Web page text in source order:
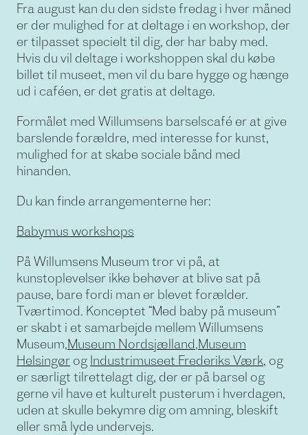
Fra august kan du den sidste fredag i hver måned
er der mulighed for at deltage i en workshop, der
er tilpasset specielt til dig, der har baby med.
Hvis du vil deltage i workshoppen skal du købe
billet til museet, men vil du bare hygge og hænge
ud i caféen, er det gratis at deltage.
Formålet med Willumsens barselscafé er at give
barslende forældre, med interesse for kunst,
mulighed for at skabe sociale bånd med
hinanden.
Du kan finde arrangementerne her:
Babymus workshops
På Willumsens Museum tror vi på, at
kunstoplevelser ikke behøver at blive sat på
pause, bare fordi man er blevet forælder.
Tværtimod. Konceptet “Med baby på museum”
er skabt i et samarbejde mellem Willumsens
Museum,Museum Nordsjælland,Museum
Helsingør og Industrimuseet Frederiks Værk, og
er særligt tilrettelagt dig, der er på barsel og
gerne vil have et kulturelt pusterum i hverdagen,
uden at skulle bekymre dig om amning, bleskift
eller små lyde undervejs.